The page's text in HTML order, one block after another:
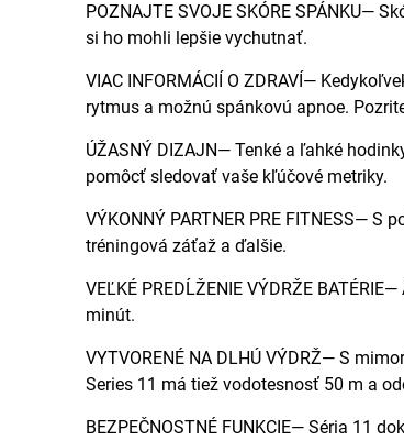
POZNAJTE SVOJE SKÓRE SPÁNKU—
si ho mohli lepšie vychutnať.
VIAC INFORMÁCIÍ O ZDRAVÍ—
rytmus a možnú spánkovú apnoe.
ÚŽASNÝ DIZAJN— Tenké a ľahké
pomôcť sledovať vaše kľúčové metriky.
VÝKONNÝ PARTNER PRE FITNESS—
tréningová záťaž a ďalšie.
VEĽKÉ PREDĹŽENIE VÝDRŽE
minút.
VYTVORENÉ NA DLHÚ VÝDRŽ— S
Series 11 má tiež vodotesnosť 50 m a
BEZPEČNOSTNÉ FUNKCIE— Séria 11